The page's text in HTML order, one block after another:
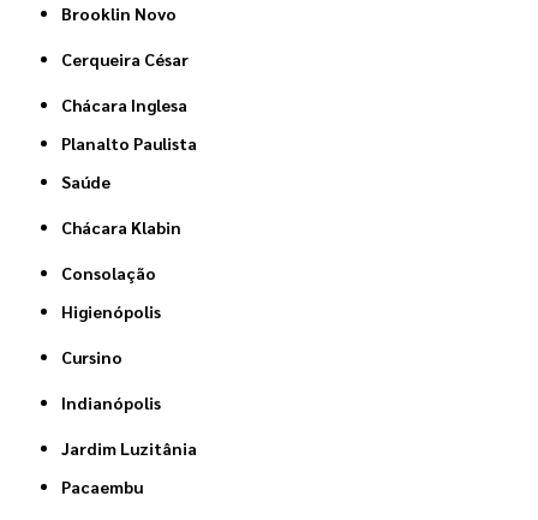
Brooklin Novo
Cerqueira César
Chácara Inglesa
Planalto Paulista
Saúde
Chácara Klabin
Consolação
Higienópolis
Cursino
Indianópolis
Jardim Luzitânia
Pacaembu